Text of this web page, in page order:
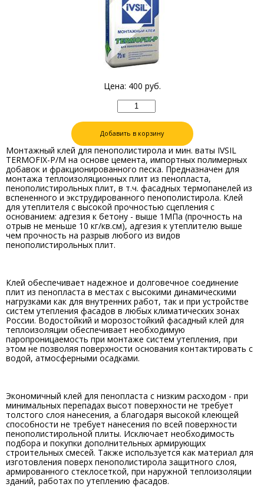
Цена: 400 руб.
Добавить в корзину
Монтажный клей для пенополистирола и мин. ваты IVSIL
TERMOFIX-Р/М на основе цемента, импортных полимерных
добавок и фракционированного песка. Предназначен для
монтажа теплоизоляционных плит из пенопласта,
пенополистирольных плит, в т.ч. фасадных термопанелей из
вспененного и экструдированного пенополистирола. Клей
для утеплителя с высокой прочностью сцепления с
основанием: адгезия к бетону - выше 1МПа (прочность на
отрыв не меньше 10 кг/кв.см), адгезия к утеплителю выше
чем прочность на разрыв любого из видов
пенополистирольных плит.
Клей обеспечивает надежное и долговечное соединение
плит из пенопласта в местах с высокими динамическими
нагрузками как для внутренних работ, так и при устройстве
систем утепления фасадов в любых климатических зонах
России. Водостойкий и морозостойкий фасадный клей для
теплоизоляции обеспечивает необходимую
паропроницаемость при монтаже систем утепления, при
этом не позволяя поверхности основания контактировать с
водой, атмосферными осадками.
Экономичный клей для пенопласта с низким расходом - при
минимальных перепадах высот поверхности не требует
толстого слоя нанесения, а благодаря высокой клеющей
способности не требует нанесения по всей поверхности
пенополистирольной плиты. Исключает необходимость
подбора и покупки дополнительных армирующих
строительных смесей. Также используется как материал для
изготовления поверх пенополистирола защитного слоя,
армированного стеклосеткой, при наружной теплоизоляции
зданий, работах по утеплению фасадов.